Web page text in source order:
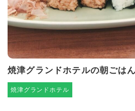
焼津グランドホテルの朝ごは
焼津グランドホテル